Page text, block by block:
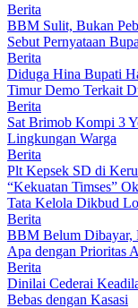
Berita
BBM Sulit, Bukan
Sebut Pernyataan
Berita
Diduga Hina Bupati
Timur Demo Terkait
Berita
Sat Brimob Kompi 3
Lingkungan Warga
Berita
Plt Kepsek SD di
“Kekuatan Timses”
Tata Kelola Dikbud
Berita
BBM Belum Dibayar,
Apa dengan Prioritas
Berita
Dinilai Cederai
Bebas dengan Kasasi